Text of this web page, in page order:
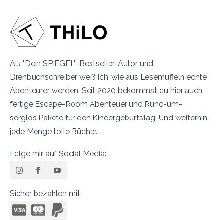
Als "Dein SPIEGEL"-Bestseller-Autor und
Drehbuchschreiber weiß ich, wie aus Lesemuffeln echte
Abenteurer werden. Seit 2020 bekommst du hier auch
fertige Escape-Room Abenteuer und Rund-um-
sorglos Pakete für den Kindergeburtstag. Und weiterhin
jede Menge tolle Bücher.
Folge mir auf Social Media:
Sicher bezahlen mit: